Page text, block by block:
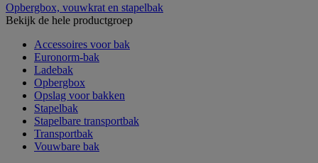
Opbergbox, vouwkrat en stapelbak
Bekijk de hele productgroep
Accessoires voor bak
Euronorm-bak
Ladebak
Opbergbox
Opslag voor bakken
Stapelbak
Stapelbare transportbak
Transportbak
Vouwbare bak